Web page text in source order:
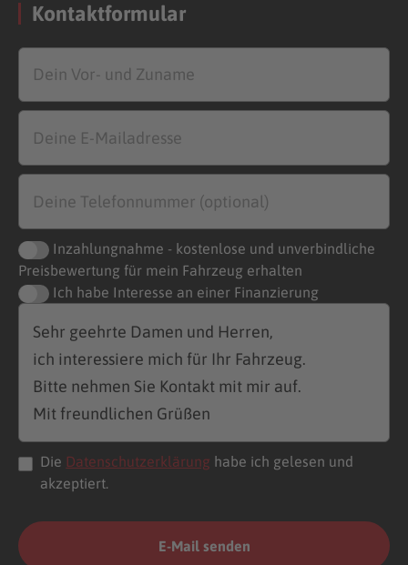
Kontaktformular
Inzahlungnahme - kostenlose und unverbindliche
Preisbewertung für mein Fahrzeug erhalten
Ich habe Interesse an einer Finanzierung
Die Datenschutzerklärung habe ich gelesen und
akzeptiert.